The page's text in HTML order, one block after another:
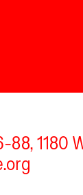
88, 1180